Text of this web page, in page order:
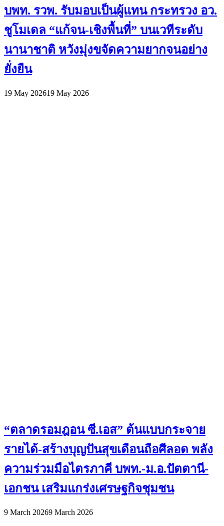
บพท. รวพ. รับมอบเป็นผู้แทน กระทรวง อว.
ชูโมเดล “แก้จน-เชิงพื้นที่” บนเวทีระดับ
นานาชาติ หวังมุ่งขจัดความยากจนอย่าง
ยั่งยืน
19 May 202619 May 2026
“ตลาดรอมฎอน ซี.เอส” ต้นแบบกระจาย
รายได้-สร้างบุญปันสุขเดือนถือศีลอด พลัง
ความร่วมมือไตรภาคี บพท.-ม.อ.ปัตตานี-
เอกชน เสริมแกร่งเศรษฐกิจชุมชน
9 March 20269 March 2026